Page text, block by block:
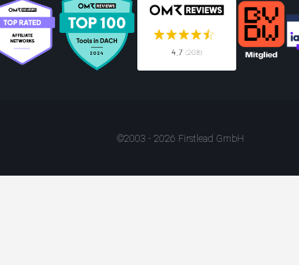
©2003 - 2026 Firstlead GmbH